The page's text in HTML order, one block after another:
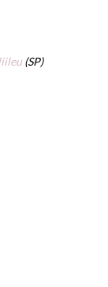
(SP)